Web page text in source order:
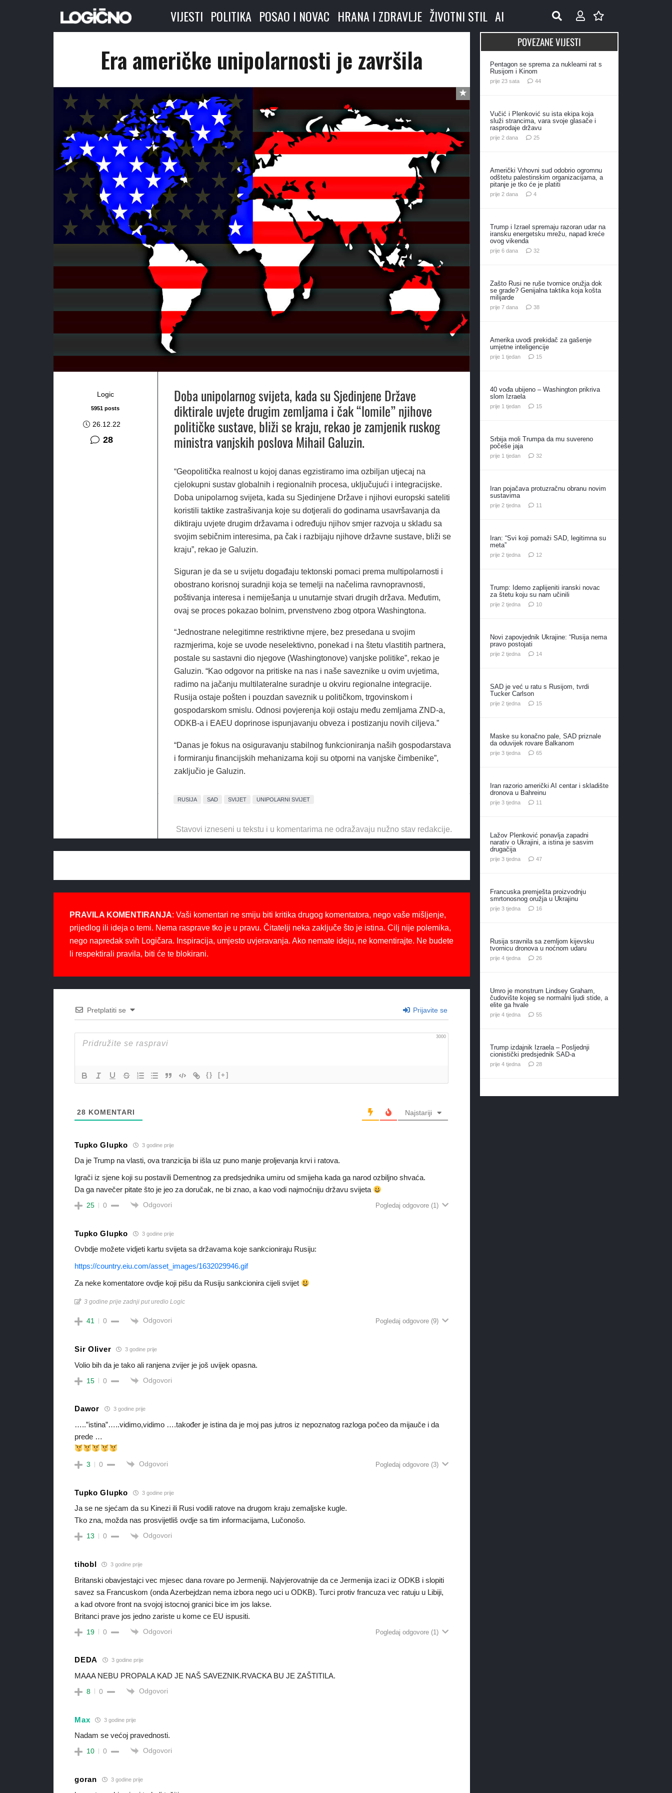
VIJESTI POLITIKA POSAO I NOVAC HRANA I ZDRAVLJE ŽIVOTNI STIL AI
Era američke unipolarnosti je završila
Logic
5951 posts
26.12.22
28komentara
Doba unipolarnog svijeta, kada su Sjedinjene Države
diktirale uvjete drugim zemljama i čak “lomile” njihove
političke sustave, bliži se kraju, rekao je zamjenik ruskog
ministra vanjskih poslova Mihail Galuzin.
“Geopolitička realnost u kojoj danas egzistiramo ima ozbiljan utjecaj na
cjelokupni sustav globalnih i regionalnih procesa, uključujući i integracijske.
Doba unipolarnog svijeta, kada su Sjedinjene Države i njihovi europski sateliti
koristili taktike zastrašivanja koje su dotjerali do godinama usavršavanja da
diktiraju uvjete drugim državama i određuju njihov smjer razvoja u skladu sa
svojim sebičnim interesima, pa čak i razbijaju njihove državne sustave, bliži se
kraju”, rekao je Galuzin.
Siguran je da se u svijetu događaju tektonski pomaci prema multipolarnosti i
obostrano korisnoj suradnji koja se temelji na načelima ravnopravnosti,
poštivanja interesa i nemiješanja u unutarnje stvari drugih država. Međutim,
ovaj se proces pokazao bolnim, prvenstveno zbog otpora Washingtona.
“Jednostrane nelegitimne restriktivne mjere, bez presedana u svojim
razmjerima, koje se uvode neselektivno, ponekad i na štetu vlastitih partnera,
postale su sastavni dio njegove (Washingtonove) vanjske politike”, rekao je
Galuzin. “Kao odgovor na pritiske na nas i naše saveznike u ovim uvjetima,
radimo na jačanju multilateralne suradnje u okviru regionalne integracije.
Rusija ostaje pošten i pouzdan saveznik u političkom, trgovinskom i
gospodarskom smislu. Odnosi povjerenja koji ostaju među zemljama ZND-a,
ODKB-a i EAEU doprinose ispunjavanju obveza i postizanju novih ciljeva.”
“Danas je fokus na osiguravanju stabilnog funkcioniranja naših gospodarstava
i formiranju financijskih mehanizama koji su otporni na vanjske čimbenike”,
zaključio je Galuzin.
RUSIJA SAD SVIJET UNIPOLARNI SVIJET
Stavovi izneseni u tekstu i u komentarima ne odražavaju nužno stav redakcije.
PRAVILA KOMENTIRANJA: Vaši komentari ne smiju biti kritika drugog komentatora, nego vaše mišljenje,
prijedlog ili ideja o temi. Nema rasprave tko je u pravu. Čitatelji neka zaključe što je istina. Cilj nije polemika,
nego napredak svih Logičara. Inspiracija, umjesto uvjeravanja. Ako nemate ideju, ne komentirajte. Ne budete
li respektirali pravila, biti će te blokirani.
Pretplatiti se Prijavite se
3000
{} [+]
28 KOMENTARI Najstariji
Tupko Glupko 3 godine prije
Da je Trump na vlasti, ova tranzicija bi išla uz puno manje proljevanja krvi i ratova.
Igrači iz sjene koji su postavili Dementnog za predsjednika umiru od smijeha kada ga narod ozbiljno shvaća.
Da ga navečer pitate što je jeo za doručak, ne bi znao, a kao vodi najmoćniju državu svijeta
25 0 Odgovori Pogledaj odgovore (1)
Tupko Glupko 3 godine prije
Ovbdje možete vidjeti kartu svijeta sa državama koje sankcioniraju Rusiju:
https://country.eiu.com/asset_images/1632029946.gif
Za neke komentatore ovdje koji pišu da Rusiju sankcionira cijeli svijet
3 godine prije zadnji put uredio Logic
41 0 Odgovori Pogledaj odgovore (9)
Sir Oliver 3 godine prije
Volio bih da je tako ali ranjena zvijer je još uvijek opasna.
15 0 Odgovori
Dawor 3 godine prije
…..”istina”…..vidimo,vidimo ….također je istina da je moj pas jutros iz nepoznatog razloga počeo da mijauče i da
prede …
3 0 Odgovori Pogledaj odgovore (3)
Tupko Glupko 3 godine prije
Ja se ne sjećam da su Kinezi ili Rusi vodili ratove na drugom kraju zemaljske kugle.
Tko zna, možda nas prosvijetliš ovdje sa tim informacijama, Lučonošo.
13 0 Odgovori
tihobl 3 godine prije
Britanski obavjestajci vec mjesec dana rovare po Jermeniji. Najvjerovatnije da ce Jermenija izaci iz ODKB i slopiti
savez sa Francuskom (onda Azerbejdzan nema izbora nego uci u ODKB). Turci protiv francuza vec ratuju u Libiji,
a kad otvore front na svojoj istocnoj granici bice im jos lakse.
Britanci prave jos jedno zariste u kome ce EU ispusiti.
19 0 Odgovori Pogledaj odgovore (1)
DEDA 3 godine prije
MAAA NEBU PROPALA KAD JE NAŠ SAVEZNIK.RVACKA BU JE ZAŠTITILA.
8 0 Odgovori
Max 3 godine prije
Nadam se većoj pravednosti.
10 0 Odgovori
goran 3 godine prije
POVEZANE VIJESTI
Pentagon se sprema za nuklearni rat s
Rusijom i Kinom
prije 23 sata 44komentara
Vučić i Plenković su ista ekipa koja
služi strancima, vara svoje glasače i
rasprodaje državu
prije 2 dana 25komentara
Američki Vrhovni sud odobrio ogromnu
odštetu palestinskim organizacijama, a
pitanje je tko će je platiti
prije 2 dana 4komentara
Trump i Izrael spremaju razoran udar na
iransku energetsku mrežu, napad kreće
ovog vikenda
prije 6 dana 32komentara
Zašto Rusi ne ruše tvornice oružja dok
se grade? Genijalna taktika koja košta
milijarde
prije 7 dana 38komentara
Amerika uvodi prekidač za gašenje
umjetne inteligencije
prije 1 tjedan 15komentara
40 vođa ubijeno – Washington prikriva
slom Izraela
prije 1 tjedan 15komentara
Srbija moli Trumpa da mu suvereno
počeše jaja
prije 1 tjedan 32komentara
Iran pojačava protuzračnu obranu novim
sustavima
prije 2 tjedna 11
Iran: “Svi koji pomaži SAD, legitimna su
meta”
prije 2 tjedna 12komentara
Trump: Idemo zaplijeniti iranski novac
za štetu koju su nam učinili
prije 2 tjedna 10komentara
Novi zapovjednik Ukrajine: “Rusija nema
pravo postojati
prije 2 tjedna 14komentara
SAD je već u ratu s Rusijom, tvrdi
Tucker Carlson
prije 2 tjedna 15komentara
Maske su konačno pale, SAD priznale
da oduvijek rovare Balkanom
prije 3 tjedna 65komentara
Iran razorio američki AI centar i skladište
dronova u Bahreinu
prije 3 tjedna 11
Lažov Plenković ponavlja zapadni
narativ o Ukrajini, a istina je sasvim
drugačija
prije 3 tjedna 47komentara
Francuska premješta proizvodnju
smrtonosnog oružja u Ukrajinu
prije 3 tjedna 16komentara
Rusija sravnila sa zemljom kijevsku
tvornicu dronova u noćnom udaru
prije 4 tjedna 26komentara
Umro je monstrum Lindsey Graham,
čudovište kojeg se normalni ljudi stide, a
elite ga hvale
prije 4 tjedna 55komentara
Trump izdajnik Izraela – Posljednji
cionistički predsjednik SAD-a
prije 4 tjedna 28komentara